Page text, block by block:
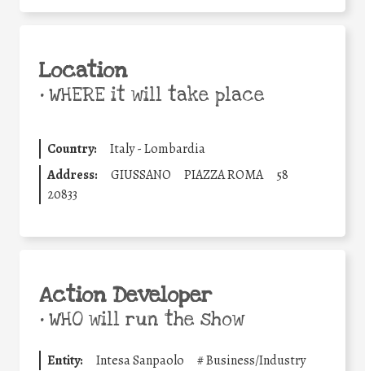
Location
•WHERE it will take place
Country:
Italy - Lombardia
Address:
GIUSSANO PIAZZA ROMA
58
20833
Action Developer
•WHO will run the show
Entity: Intesa Sanpaolo #Business/Industry